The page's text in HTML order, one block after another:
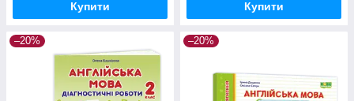
Купити Купити
–20% –20%